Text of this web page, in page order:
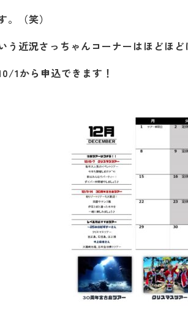
。（笑）
う近況さっちゃんコーナーはほどほ
1から申込できます！